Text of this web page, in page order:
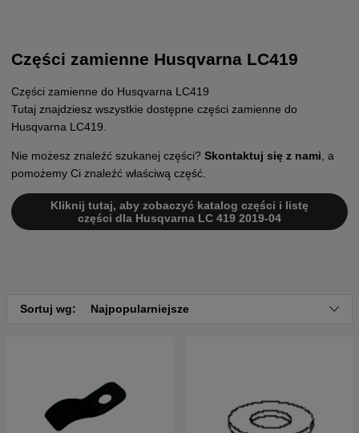
Części zamienne Husqvarna LC419
Części zamienne do Husqvarna LC419
Tutaj znajdziesz wszystkie dostępne części zamienne do
Husqvarna LC419.
Nie możesz znaleźć szukanej części? Skontaktuj się z nami , a
pomożemy Ci znaleźć właściwą część.
Kliknij tutaj, aby zobaczyć katalog części i listę
części dla Husqvarna LC 419 2019-04
Sortuj wg: Najpopularniejsze